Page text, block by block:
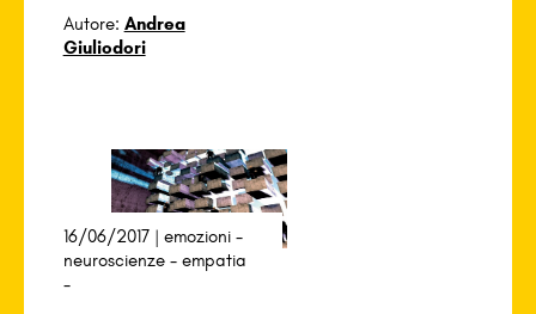
Autore: Andrea
Giuliodori
16/06/2017 | emozioni-
neuroscienze- empatia
-